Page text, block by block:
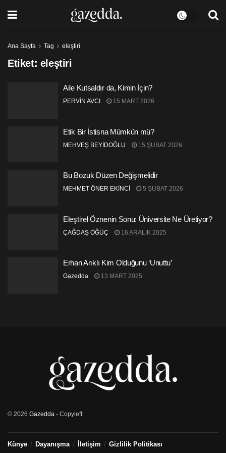
Ana Sayfa Tag eleştiri
Etiket: eleştiri
Aile Kutsaldır da, Kimin İçin?
PERVİN AVCI 15 MART 2026
Etik Bir İstisna Mümkün mü?
MEHVEŞ BEYİDOĞLU 15 ŞUBAT 2026
Bu Bozuk Düzen Değişmelidir
MEHMET ÖNER EKİNCİ 5 ŞUBAT 2026
Eleştirel Öznenin Sonu: Üniversite Ne Üretiyor?
ÇAĞDAŞ ÖĞÜÇ 16 ARALIK 2025
Erhan Arıklı Kim Olduğunu ‘Unuttu’
Gazedda 13 MART 2025
© 2026 Gazedda - Copyleft
Künye Dayanışma İletişim Gizlilik Politikası